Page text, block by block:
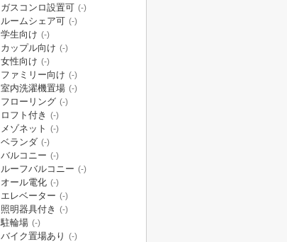
ガスコンロ設置可 (-)
ルームシェア可 (-)
学生向け (-)
カップル向け (-)
女性向け (-)
ファミリー向け (-)
室内洗濯機置場 (-)
フローリング (-)
ロフト付き (-)
メゾネット (-)
ベランダ (-)
バルコニー (-)
ルーフバルコニー (-)
オール電化 (-)
エレベーター (-)
照明器具付き (-)
駐輪場 (-)
バイク置場あり (-)